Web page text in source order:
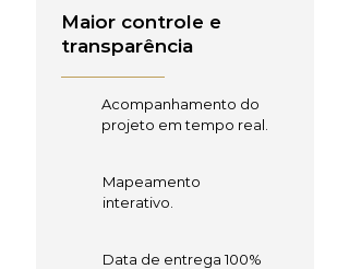
Maior controle e
transparência
Acompanhamento do
projeto em tempo real.
Mapeamento
interativo.
Data de entrega 100%